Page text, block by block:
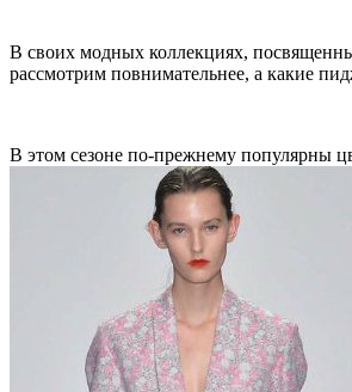
В своих модных коллекциях,
рассмотрим повнимательнее, а какие
В этом сезоне по-прежнему популярны